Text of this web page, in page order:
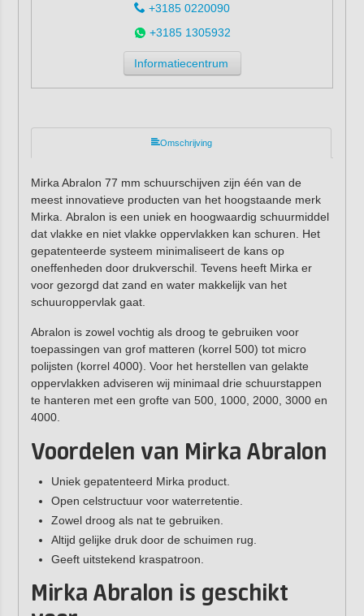
+3185 0220090
+3185 1305932
Informatiecentrum
Omschrijving
Mirka Abralon 77 mm schuurschijven zijn één van de
meest innovatieve producten van het hoogstaande merk
Mirka. Abralon is een uniek en hoogwaardig schuurmiddel
dat vlakke en niet vlakke oppervlakken kan schuren. Het
gepatenteerde systeem minimaliseert de kans op
oneffenheden door drukverschil. Tevens heeft Mirka er
voor gezorgd dat zand en water makkelijk van het
schuuroppervlak gaat.
Abralon is zowel vochtig als droog te gebruiken voor
toepassingen van grof matteren (korrel 500) tot micro
polijsten (korrel 4000). Voor het herstellen van gelakte
oppervlakken adviseren wij minimaal drie schuurstappen
te hanteren met een grofte van 500, 1000, 2000, 3000 en
4000.
Voordelen van Mirka Abralon
Uniek gepatenteerd Mirka product.
Open celstructuur voor waterretentie.
Zowel droog als nat te gebruiken.
Altijd gelijke druk door de schuimen rug.
Geeft uitstekend kraspatroon.
Mirka Abralon is geschikt